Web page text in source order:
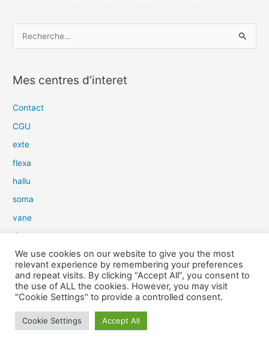
h
e
e
r
:
Mes centres d’interet
Contact
CGU
exte
flexa
hallu
soma
vane
dow
slim
aure
light
We use cookies on our website to give you the most
relevant experience by remembering your preferences
and repeat visits. By clicking “Accept All”, you consent to
the use of ALL the cookies. However, you may visit
"Cookie Settings" to provide a controlled consent.
Cookie Settings Accept All